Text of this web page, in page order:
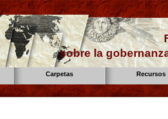
sobre la
Carpetas Recursos